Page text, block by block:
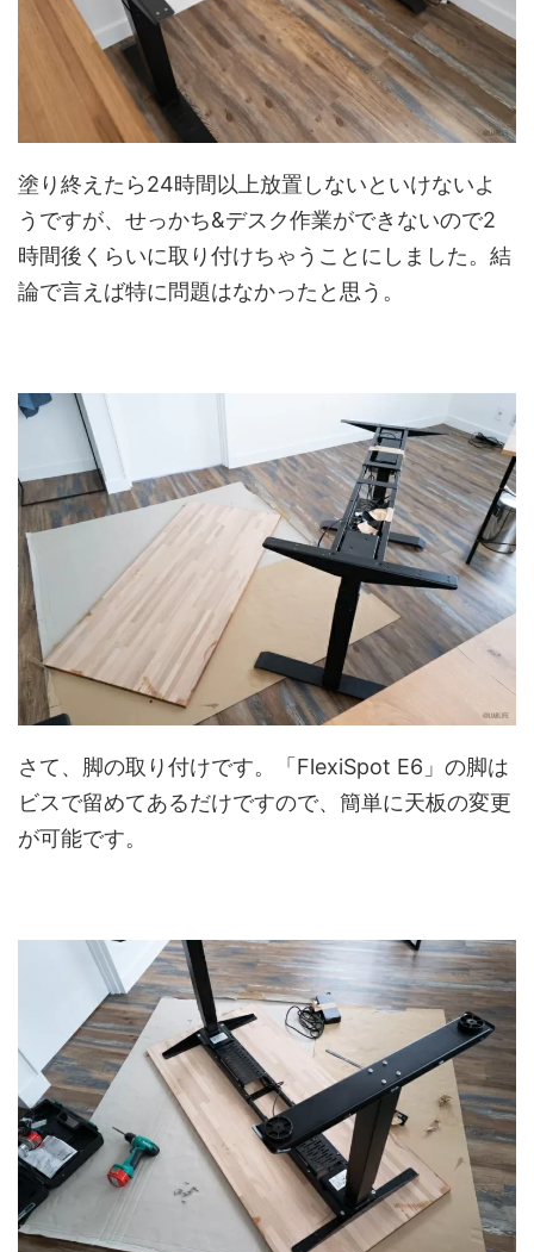
塗り終えたら24時間以上放置しないといけないよ
うですが、せっかち&デスク作業ができないので2
時間後くらいに取り付けちゃうことにしました。結
論で言えば特に問題はなかったと思う。
さて、脚の取り付けです。「FlexiSpot E6」の脚は
ビスで留めてあるだけですので、簡単に天板の変更
が可能です。